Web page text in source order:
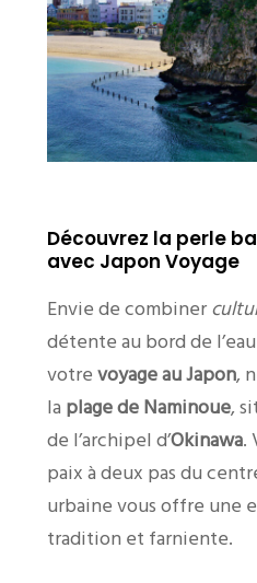
Découvrez la perle
avec Japon Voyage
Envie de combiner
détente au bord de
votrevoyage au Japon,
la plage de Naminoue,
de l’archipel d’Okinawa.
paix à deux pas du
urbaine vous offre une
tradition et farniente.